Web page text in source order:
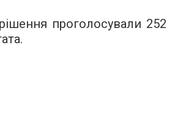
проголосували 252
.